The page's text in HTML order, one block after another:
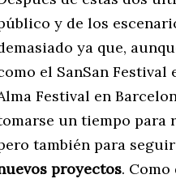
y de los
ya que,
el SanSan Festival
Festival en
un tiempo para
también para
proyectos.